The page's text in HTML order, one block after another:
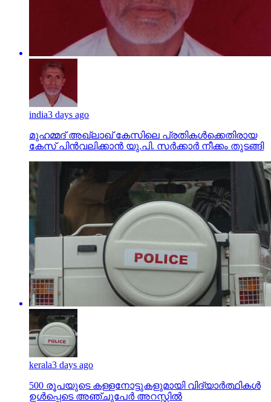
india3 days ago
മുഹമ്മദ് അഖ്‌ലാഖ് കേസിലെ പ്രതികള്‍ക്കെതിരായ
കേസ് പിന്‍വലിക്കാന്‍ യു.പി. സര്‍ക്കാര്‍ നീക്കം തുടങ്ങി
kerala3 days ago
500 രൂപയുടെ കള്ളനോട്ടുകളുമായി വിദ്യാര്‍ത്ഥികള്‍
ഉള്‍പ്പെടെ അഞ്ചുപേര്‍ അറസ്റ്റില്‍